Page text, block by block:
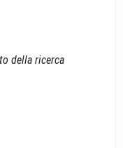
della ricerca